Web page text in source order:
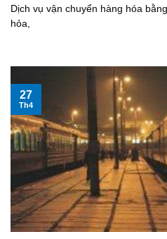
Dịch vụ vận chuyển hàng hóa
hỏa,
27
Th4